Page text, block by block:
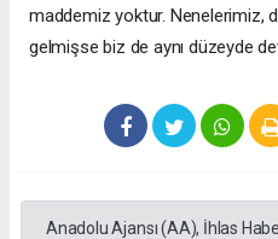
maddemiz yoktur. Nenelerimiz,
gelmişse biz de aynı düzeyde
Anadolu Ajansı (AA), İhlas